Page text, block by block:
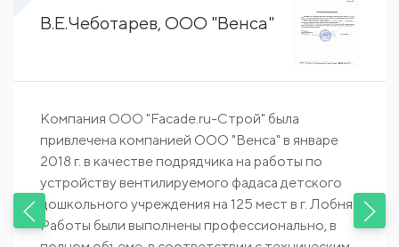
В.Е.Чеботарев, ООО "Венса"
Компания ООО "Facade.ru-Строй" была
привлечена компанией ООО "Венса" в январе
2018 г. в качестве подрядчика на работы по
устройству вентилируемого фадаса детского
дошкольного учреждения на 125 мест в г. Лобня.
Работы были выполнены профессионально, в